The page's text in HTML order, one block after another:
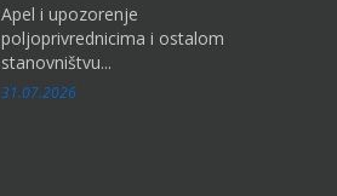
Apel i upozorenje
poljoprivrednicima i ostalom
stanovništvu...
31.07.2026